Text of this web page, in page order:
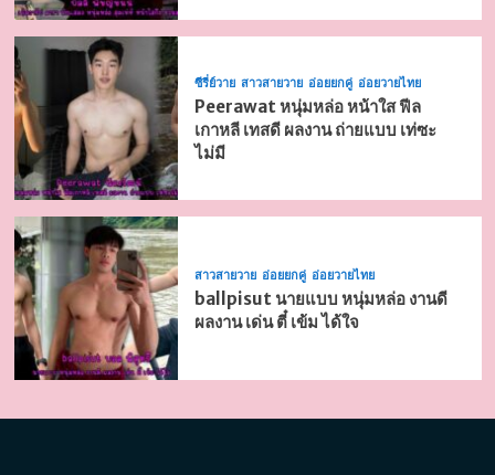
ซีรี่ย์วาย สาวสายวาย อ่อยยกคู่ อ่อยวายไทย
Peerawat หนุ่มหล่อ หน้าใส ฟีล
เกาหลี เทสดี ผลงาน ถ่ายแบบ เท่ซะ
ไม่มี
สาวสายวาย อ่อยยกคู่ อ่อยวายไทย
ballpisut นายแบบ หนุ่มหล่อ งานดี
ผลงาน เด่น ตี๋ เข้ม ได้ใจ